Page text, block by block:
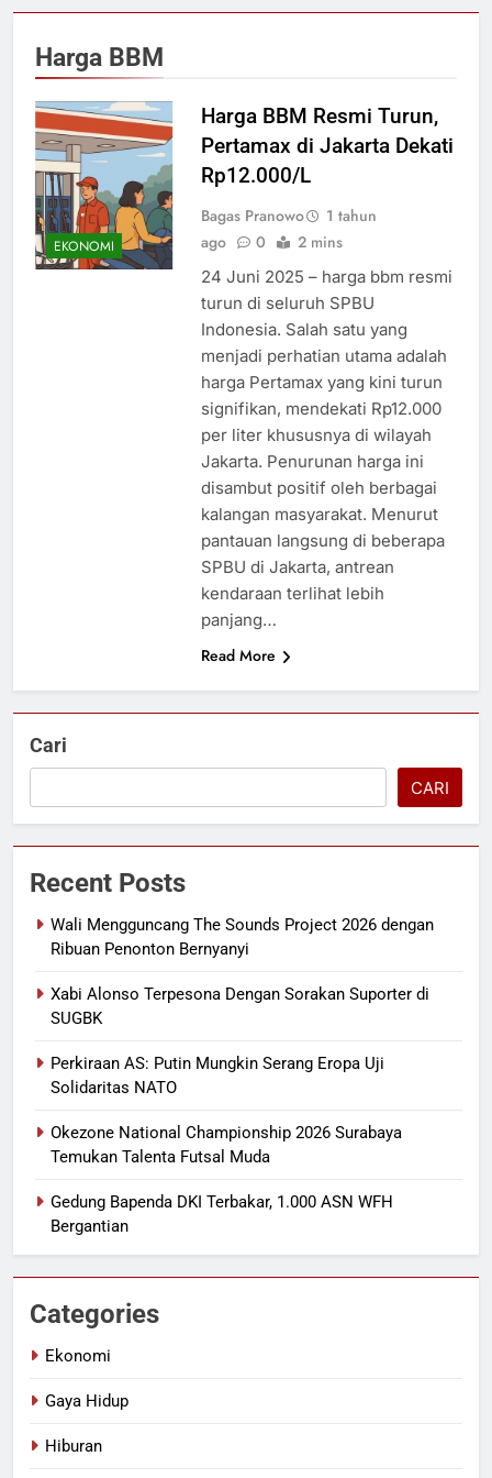
Harga BBM
EKONOMI
Harga BBM Resmi Turun,
Pertamax di Jakarta Dekati
Rp12.000/L
Bagas Pranowo
1 tahun
ago
0 2 mins
24 Juni 2025 – harga bbm resmi
turun di seluruh SPBU
Indonesia. Salah satu yang
menjadi perhatian utama adalah
harga Pertamax yang kini turun
signifikan, mendekati Rp12.000
per liter khususnya di wilayah
Jakarta. Penurunan harga ini
disambut positif oleh berbagai
kalangan masyarakat. Menurut
pantauan langsung di beberapa
SPBU di Jakarta, antrean
kendaraan terlihat lebih
panjang…
Read More
Cari
CARI
Recent Posts
Wali Mengguncang The Sounds Project 2026 dengan
Ribuan Penonton Bernyanyi
Xabi Alonso Terpesona Dengan Sorakan Suporter di
SUGBK
Perkiraan AS: Putin Mungkin Serang Eropa Uji
Solidaritas NATO
Okezone National Championship 2026 Surabaya
Temukan Talenta Futsal Muda
Gedung Bapenda DKI Terbakar, 1.000 ASN WFH
Bergantian
Categories
Ekonomi
Gaya Hidup
Hiburan